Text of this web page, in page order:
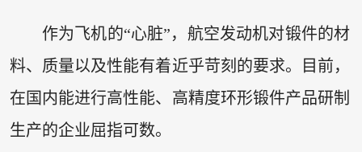
作为飞机的“心脏”，航空发动机对锻件的材
料、质量以及性能有着近乎苛刻的要求。目前，
在国内能进行高性能、高精度环形锻件产品研制
生产的企业屈指可数。